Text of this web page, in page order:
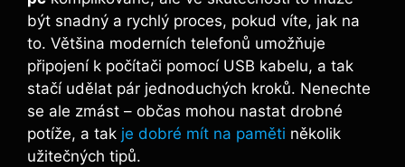
být snadný a rychlý proces, pokud víte, jak na
to. Většina moderních telefonů umožňuje
připojení k počítači pomocí USB kabelu, a tak
stačí udělat pár jednoduchých kroků. Nenechte
se ale zmást – občas mohou nastat drobné
potíže, a tak je dobré mít na paměti několik
užitečných tipů.